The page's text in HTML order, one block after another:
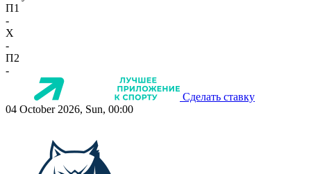
П1
-
X
-
П2
-
Сделать ставку
04 October 2026, Sun, 00:00